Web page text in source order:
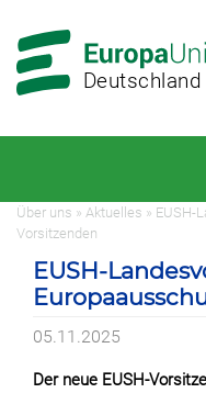
Hauptnavigation
Hauptbereich
Deutschland
Über uns » Aktuelles »
Vorsitzenden
EUSH-
05.11.2025
Der neue EUSH-